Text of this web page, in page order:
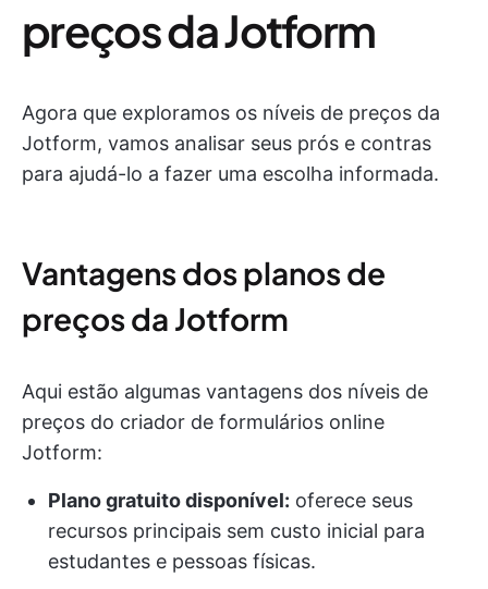
preços da Jotform
Agora que exploramos os níveis de preços da
Jotform, vamos analisar seus prós e contras
para ajudá-lo a fazer uma escolha informada.
Vantagens dos planos de
preços da Jotform
Aqui estão algumas vantagens dos níveis de
preços do criador de formulários online
Jotform:
Plano gratuito disponível: oferece seus
recursos principais sem custo inicial para
estudantes e pessoas físicas.